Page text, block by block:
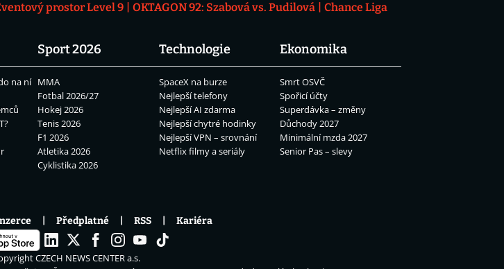
prostor Level 9 OKTAGON 92: Szabová vs. Pudilová
Chance Liga
na ní
Sport 2026
MMA
Fotbal 2026/27
Hokej 2026
Tenis 2026
F1 2026
Atletika 2026
Cyklistika 2026
Technologie
SpaceX na burze
Nejlepší telefony
Nejlepší AI zdarma
Nejlepší chytré hodinky
Nejlepší VPN – srovnání
Netflix filmy a seriály
Ekonomika
Smrt OSVČ
Spořicí účty
Superdávka – změny
Důchody 2027
Minimální mzda 2027
Senior Pas – slevy
Předplatné RSS Kariéra
CZECH NEWS CENTER a.s.